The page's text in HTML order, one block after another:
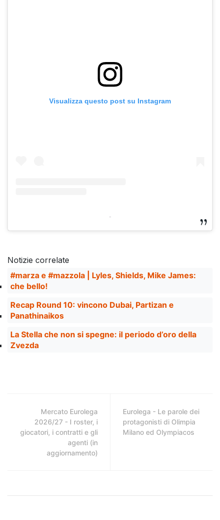
Visualizza questo post su Instagram
-
Notizie correlate
#marza e #mazzola | Lyles, Shields, Mike James:
che bello!
Recap Round 10: vincono Dubai, Partizan e
Panathinaikos
La Stella che non si spegne: il periodo d’oro della
Zvezda
Mercato Eurolega
2026/27 - I roster, i
giocatori, i contratti e gli
agenti (in
aggiornamento)
Eurolega - Le parole dei
protagonisti di Olimpia
Milano ed Olympiacos